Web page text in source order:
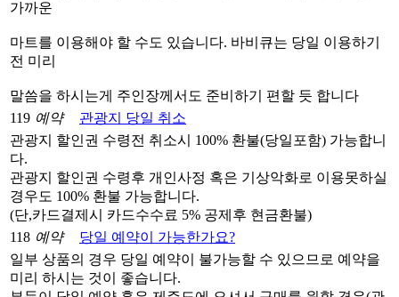
가까운
마트를 이용해야 할 수도 있습니다. 바비큐는 당일 이용하기
전 미리
말씀을 하시는게 주인장께서도 준비하기 편할 듯 합니다
119 예약
관광지 당일 취소
관광지 할인권 수령전 취소시 100% 환불(당일포함) 가능합니
다.
관광지 할인권 수령후 개인사정 혹은 기상악화로 이용못하실
경우도 100% 환불 가능합니다.
(단,카드결제시 카드수수료 5% 공제후 현금환불)
118 예약
당일 예약이 가능한가요?
일부 상품의 경우 당일 예약이 불가능할 수 있으므로 예약을
미리 하시는 것이 좋습니다.